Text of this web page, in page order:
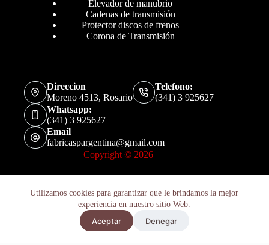
Utilizamos cookies para garantizar que le brindamos la mejor
experiencia en nuestro sitio Web.
Aceptar Denegar
Elevador de manubrio
Cadenas de transmisión
Protector discos de frenos
Corona de Transmisión
Direccion
Moreno 4513, Rosario
Telefono:
(341) 3 925627
Whatsapp:
(341) 3 925627
Email
fabricaspargentina@gmail.com
Copyright © 2026